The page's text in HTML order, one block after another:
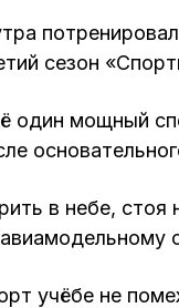
сезон
один мощный
в небе, стоя
учёбе не